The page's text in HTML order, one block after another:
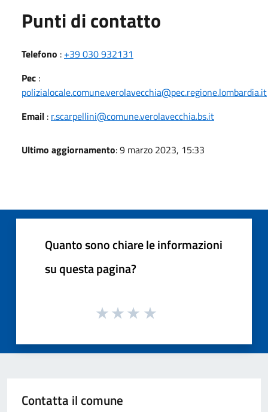
Punti di contatto
Telefono : +39 030 932131
Pec :
polizialocale.comune.verolavecchia@pec.regione.lombardia.it
Email : r.scarpellini@comune.verolavecchia.bs.it
Ultimo aggiornamento: 9 marzo 2023, 15:33
Quanto sono chiare le informazioni
su questa pagina?
Contatta il comune